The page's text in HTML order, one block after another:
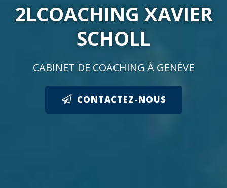
2LCOACHING XAVIER
SCHOLL
CABINET DE COACHING À GENÈVE
CONTACTEZ-NOUS